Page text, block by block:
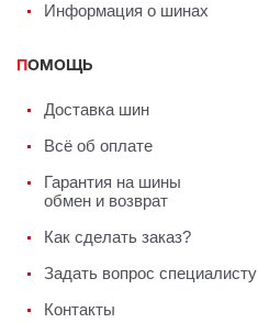
Информация о шинах
ПОМОЩЬ
Доставка шин
Всё об оплате
Гарантия на шины
обмен и возврат
Как сделать заказ?
Задать вопрос специалисту
Контакты